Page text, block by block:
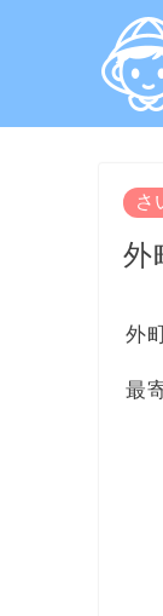
さ
外
外
最